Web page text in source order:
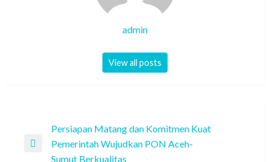
admin
View all posts
navigation
Previous
Persiapan Matang dan Komitmen Kuat
Pemerintah Wujudkan PON Aceh-
Sumut Berkualitas